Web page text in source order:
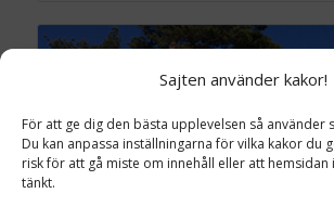
Sajten använder kakor!
För att ge dig den bästa upplevelsen så använder
Du kan anpassa inställningarna för vilka kakor du
risk för att gå miste om innehåll eller att hemsidan
tänkt.